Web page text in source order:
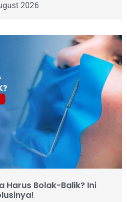
2026
Harus Bolak-Balik? Ini